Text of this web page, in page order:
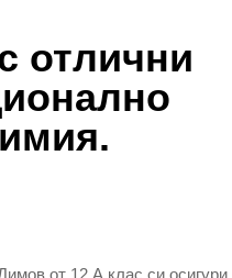
отлични
от 12 А клас си осигури